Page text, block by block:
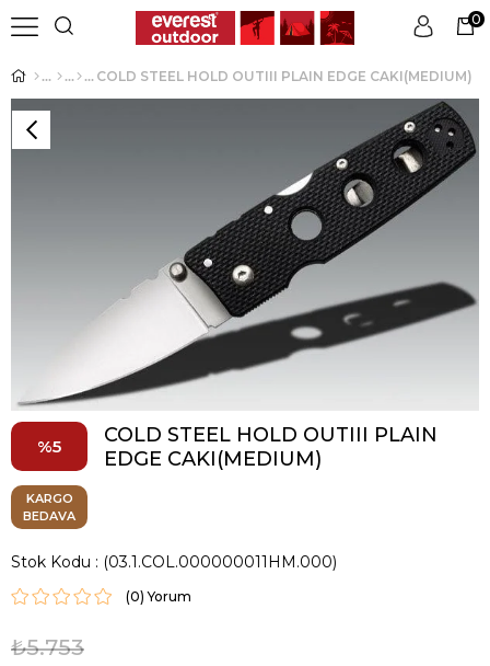
Üye Girişi Üye Ol
0
COLD STEEL HOLD OUTIII PLAIN EDGE CAKI(MEDIUM)
5
COLD STEEL HOLD OUTIII PLAIN
EDGE CAKI(MEDIUM)
KARGO
BEDAVA
Stok Kodu (03.1.COL.000000011HM.000)
(0)
₺5.753